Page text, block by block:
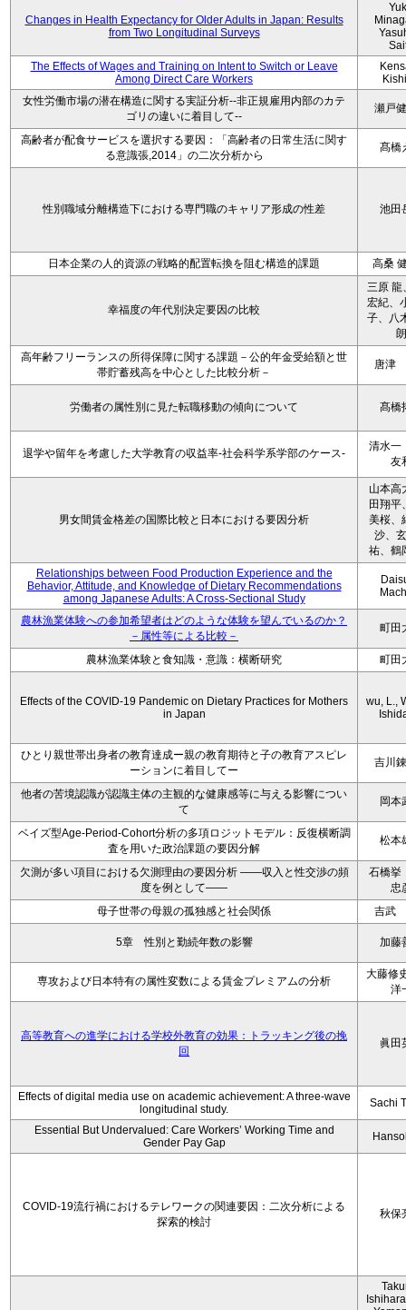
Changes in Health Expectancy for Older Adults in Japan: Results
from Two Longitudinal Surveys
The Effects of Wages and Training on Intent to Switch or Leave
Among Direct Care Workers
女性労働市場の潜在構造に関する実証分析--非正規雇用内部のカテ
ゴリの違いに着目して--
瀬戸
高齢者が配食サービスを選択する要因：「高齢者の日常生活に関す
る意識張,2014」の二次分析から
髙橋
性別職域分離構造下における専門職のキャリア形成の性差 池田
日本企業の人的資源の戦略的配置転換を阻む構造的課題 高桑
幸福度の年代別決定要因の比較
三原 龍
宏紀、
子、八
朗
高年齢フリーランスの所得保障に関する課題－公的年金受給額と世
帯貯蓄残高を中心とした比較分析－
唐津
労働者の属性別に見た転職移動の傾向について 髙橋
退学や留年を考慮した大学教育の収益率-社会科学系学部のケース-
清水一
友
男女間賃金格差の国際比較と日本における要因分析
山本高
田翔平
美桜、
沙、
祐、鶴
Relationships between Food Production Experience and the
Behavior, Attitude, and Knowledge of Dietary Recommendations
among Japanese Adults: A Cross-Sectional Study
農林漁業体験への参加希望者はどのような体験を望んでいるのか？
－属性等による比較－
町田
農林漁業体験と食知識・意識：横断研究 町田
Effects of the COVID-19 Pandemic on Dietary Practices for Mothers
in Japan
wu, L.,
ひとり親世帯出身者の教育達成ー親の教育期待と子の教育アスピレ
ーションに着目してー
吉川
他者の苦境認識が認識主体の主観的な健康感等に与える影響につい
て
岡本
ベイズ型Age-Period-Cohort分析の多項ロジットモデル：反復横断調
査を用いた政治課題の要因分解
松本
欠測が多い項目における欠測理由の要因分析 ——収入と性交渉の頻
度を例として——
石橋挙
忠
母子世帯の母親の孤独感と社会関係
吉武
5章 性別と勤続年数の影響 加藤
専攻および日本特有の属性変数による賃金プレミアムの分析
大藤修
洋
高等教育への進学における学校外教育の効果：トラッキング後の挽
回
眞田
Effects of digital media use on academic achievement: A three-wave
longitudinal study.
Sachi
Essential But Undervalued: Care Workers’ Working Time and
Gender Pay Gap
COVID-19流行禍におけるテレワークの関連要因：二次分析による
探索的検討
秋保